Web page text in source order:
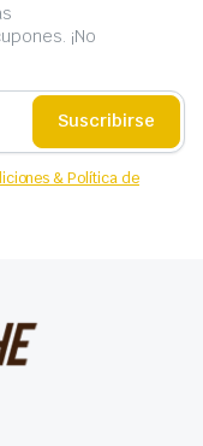
¡No
Suscribirse
& Política de